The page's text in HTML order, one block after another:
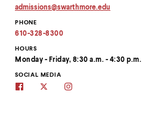
admissions@swarthmore.edu
email
address
clipboard
PHONE
610-328-8300
HOURS
Monday - Friday, 8:30 a.m. - 4:30 p.m.
SOCIAL MEDIA
SwarthmoreSwarthmore's